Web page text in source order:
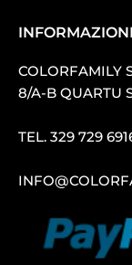
COLORFAMILY
8/A-B QUARTU
TEL. 329 729